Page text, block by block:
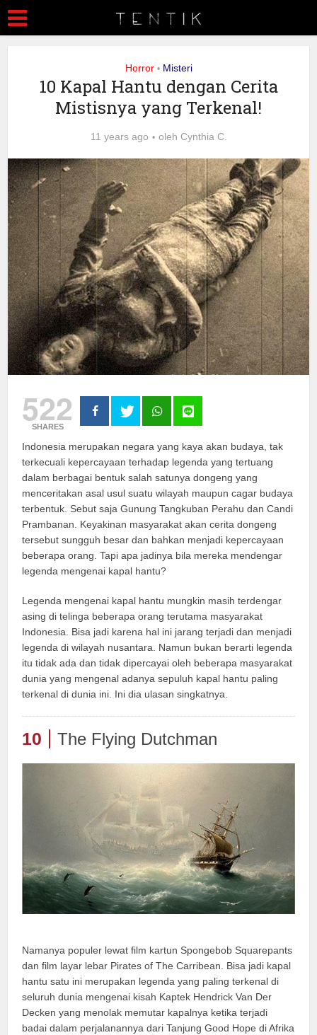
Horror • Misteri
10 Kapal Hantu dengan Cerita
Mistisnya yang Terkenal!
11 years ago oleh Cynthia C.
522
SHARES
Indonesia merupakan negara yang kaya akan budaya, tak
terkecuali kepercayaan terhadap legenda yang tertuang
dalam berbagai bentuk salah satunya dongeng yang
menceritakan asal usul suatu wilayah maupun cagar budaya
terbentuk. Sebut saja Gunung Tangkuban Perahu dan Candi
Prambanan. Keyakinan masyarakat akan cerita dongeng
tersebut sungguh besar dan bahkan menjadi kepercayaan
beberapa orang. Tapi apa jadinya bila mereka mendengar
legenda mengenai kapal hantu?
Legenda mengenai kapal hantu mungkin masih terdengar
asing di telinga beberapa orang terutama masyarakat
Indonesia. Bisa jadi karena hal ini jarang terjadi dan menjadi
legenda di wilayah nusantara. Namun bukan berarti legenda
itu tidak ada dan tidak dipercayai oleh beberapa masyarakat
dunia yang mengenal adanya sepuluh kapal hantu paling
terkenal di dunia ini. Ini dia ulasan singkatnya.
10 The Flying Dutchman
Namanya populer lewat film kartun Spongebob Squarepants
dan film layar lebar Pirates of The Carribean. Bisa jadi kapal
hantu satu ini merupakan legenda yang paling terkenal di
seluruh dunia mengenai kisah Kaptek Hendrick Van Der
Decken yang menolak memutar kapalnya ketika terjadi
badai dalam perjalanannya dari Tanjung Good Hope di Afrika